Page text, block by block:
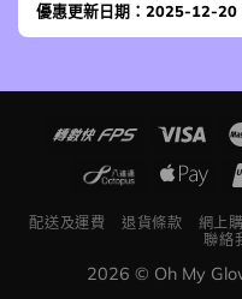
優惠更新日期：2025-12-20
配送及運費 退貨條款 網上
聯絡
2026 © Oh My